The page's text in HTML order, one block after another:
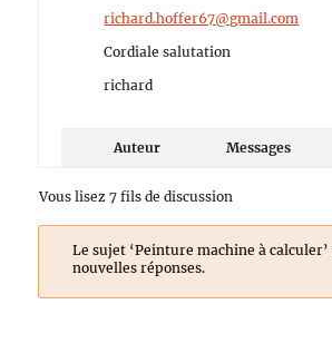
richard.hoffer67@gmail.com
Cordiale salutation
richard
Auteur Messages
Vous lisez 7 fils de discussion
Le sujet ‘Peinture machine à calculer’
nouvelles réponses.